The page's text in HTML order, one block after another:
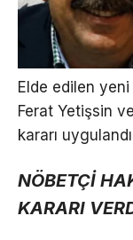
Elde edilen
Ferat Yetişsin
kararı
NÖBETÇİ
KARARI